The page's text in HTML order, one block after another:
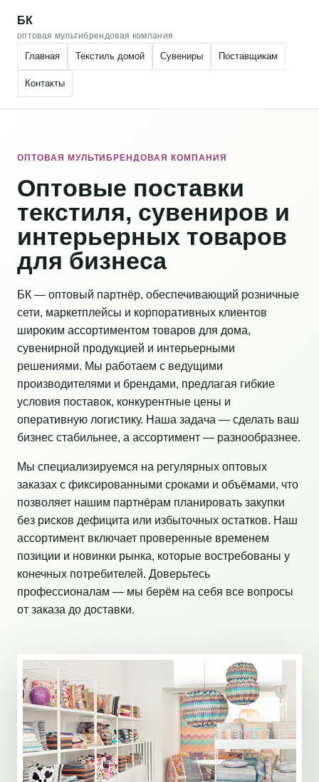
БК
оптовая мультибрендовая компания
Главная Текстиль домой Сувениры Поставщикам
Контакты
ОПТОВАЯ МУЛЬТИБРЕНДОВАЯ КОМПАНИЯ
Оптовые поставки
текстиля, сувениров и
интерьерных товаров
для бизнеса
БК — оптовый партнёр, обеспечивающий розничные
сети, маркетплейсы и корпоративных клиентов
широким ассортиментом товаров для дома,
сувенирной продукцией и интерьерными
решениями. Мы работаем с ведущими
производителями и брендами, предлагая гибкие
условия поставок, конкурентные цены и
оперативную логистику. Наша задача — сделать ваш
бизнес стабильнее, а ассортимент — разнообразнее.
Мы специализируемся на регулярных оптовых
заказах с фиксированными сроками и объёмами, что
позволяет нашим партнёрам планировать закупки
без рисков дефицита или избыточных остатков. Наш
ассортимент включает проверенные временем
позиции и новинки рынка, которые востребованы у
конечных потребителей. Доверьтесь
профессионалам — мы берём на себя все вопросы
от заказа до доставки.